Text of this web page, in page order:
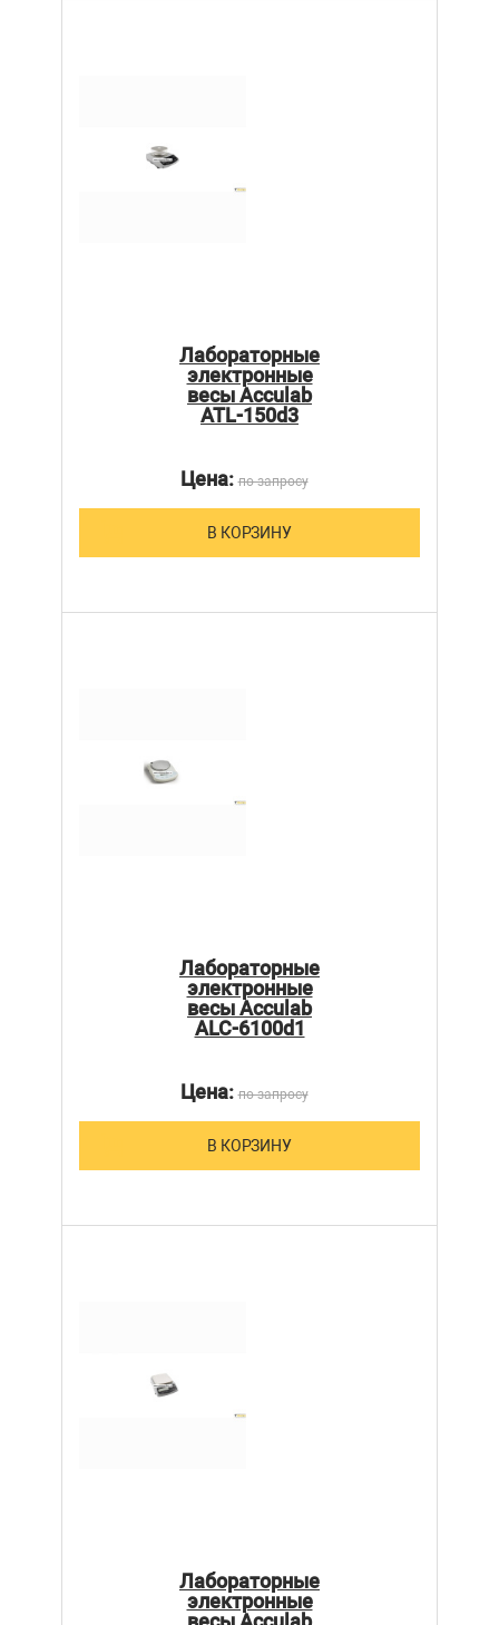
Лабораторные
электронные
весы Acculab
ATL-150d3
Цена:по запросу
В КОРЗИНУ
Лабораторные
электронные
весы Acculab
ALC-6100d1
Цена:по запросу
В КОРЗИНУ
Лабораторные
электронные